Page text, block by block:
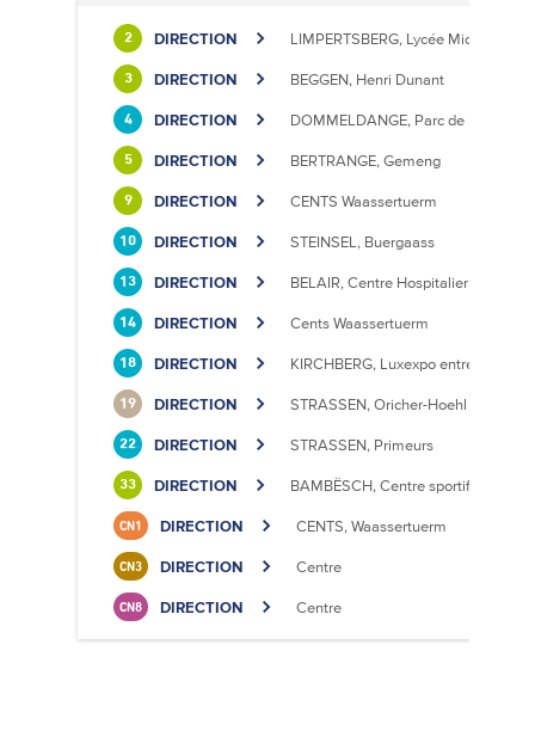
2 DIRECTION LIMPERTSBERG, Lycée Michel
3 DIRECTION BEGGEN, Henri Dunant
4 DIRECTION DOMMELDANGE, Parc de l'Europe
5 DIRECTION BERTRANGE, Gemeng
9 DIRECTION CENTS Waassertuerm
10 DIRECTION STEINSEL, Buergaass
13 DIRECTION BELAIR, Centre Hospitalier
14 DIRECTION Cents Waassertuerm
18 DIRECTION KIRCHBERG, Luxexpo entrée Sud
19 DIRECTION STRASSEN, Oricher-Hoehl
22 DIRECTION STRASSEN, Primeurs
33 DIRECTION BAMBËSCH, Centre sportif
CN1 DIRECTION CENTS, Waassertuerm
CN3 DIRECTION Centre
CN8 DIRECTION Centre